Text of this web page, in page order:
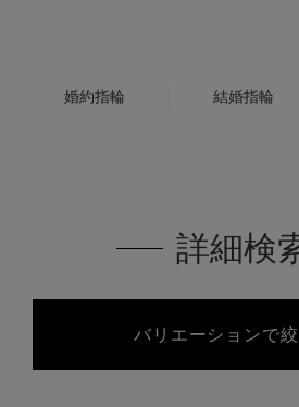
婚約指輪 結婚指輪
詳細検
バリエーションで